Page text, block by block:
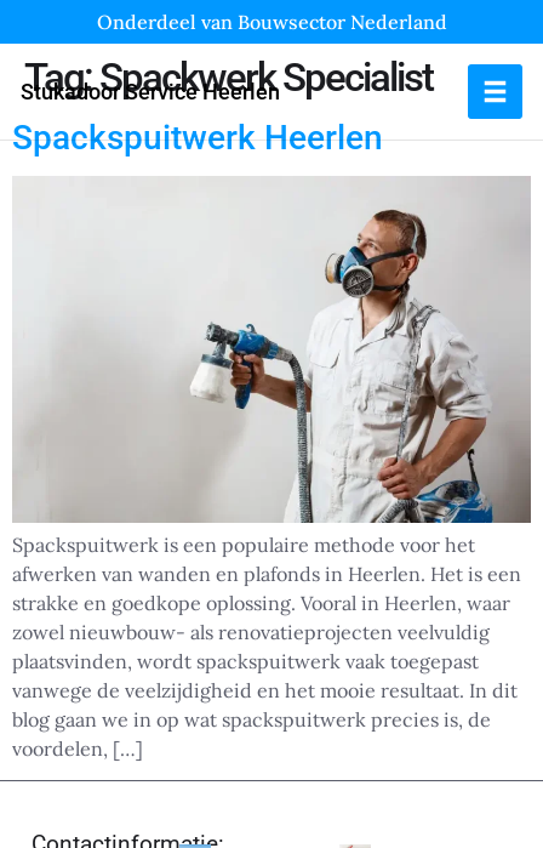
Onderdeel van Bouwsector Nederland
Stukadoor Service Heerlen
Tag:Spackwerk Specialist
Spackspuitwerk Heerlen
Spackspuitwerk is een populaire methode voor het
afwerken van wanden en plafonds in Heerlen. Het is een
strakke en goedkope oplossing. Vooral in Heerlen, waar
zowel nieuwbouw- als renovatieprojecten veelvuldig
plaatsvinden, wordt spackspuitwerk vaak toegepast
vanwege de veelzijdigheid en het mooie resultaat. In dit
blog gaan we in op wat spackspuitwerk precies is, de
voordelen, […]